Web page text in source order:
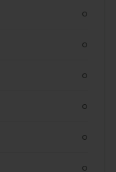
0
0
0
0
0
0